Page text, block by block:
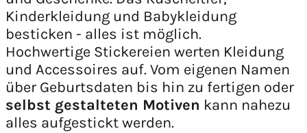
Kinderkleidung und Babykleidung
besticken - alles ist möglich.
Hochwertige Stickereien werten Kleidung
und Accessoires auf. Vom eigenen Namen
über Geburtsdaten bis hin zu fertigen oder
selbst gestalteten Motiven kann nahezu
alles aufgestickt werden.